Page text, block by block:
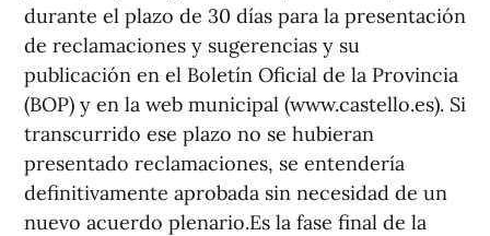
durante el plazo de 30 días para la presentación
de reclamaciones y sugerencias y su
publicación en el Boletín Oficial de la Provincia
(BOP) y en la web municipal (www.castello.es). Si
transcurrido ese plazo no se hubieran
presentado reclamaciones, se entendería
definitivamente aprobada sin necesidad de un
nuevo acuerdo plenario.Es la fase final de la